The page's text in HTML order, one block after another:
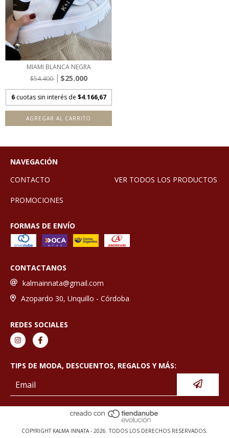
MIAMI BLANCA NEGRA
$54.400
$25.000
6 cuotas sin interés de $4.166,67
AGREGAR AL CARRITO
NAVEGACIÓN
CONTACTO
VER TODOS LOS PRODUCTOS
PROMOCIONES
FORMAS DE ENVÍO
CONTACTANOS
kalmainnata@gmail.com
Azopardo 30, Unquillo - Córdoba
REDES SOCIALES
TIPS DE MODA, DESCUENTOS, REGALOS Y MÁS:
COPYRIGHT KALMA INNATA - 2026. TODOS LOS DERECHOS RESERVADOS.